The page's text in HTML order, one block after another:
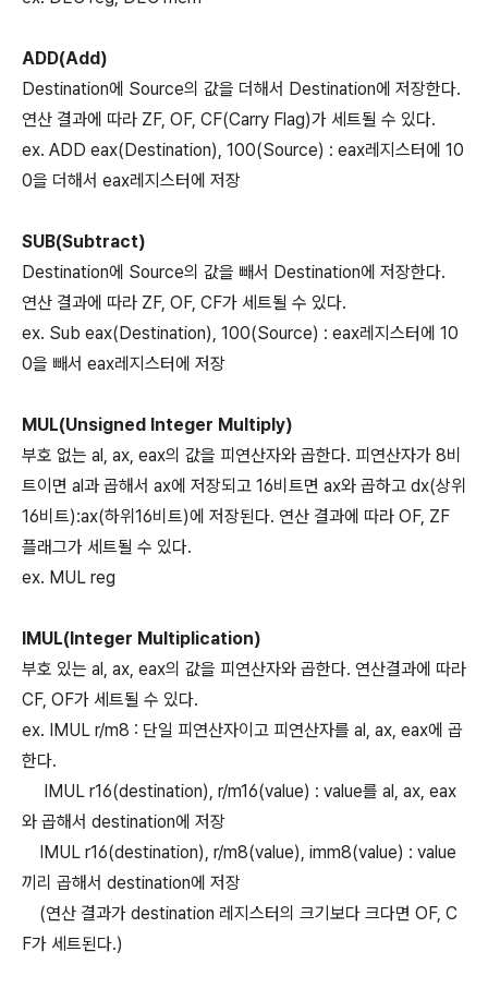
ADD(Add)
Destination에 Source의 값을 더해서 Destination에 저장한다.
연산 결과에 따라 ZF, OF, CF(Carry Flag)가 세트될 수 있다.
ex. ADD eax(Destination), 100(Source) : eax레지스터에 10
0을 더해서 eax레지스터에 저장
SUB(Subtract)
Destination에 Source의 값을 빼서 Destination에 저장한다.
연산 결과에 따라 ZF, OF, CF가 세트될 수 있다.
ex. Sub eax(Destination), 100(Source) : eax레지스터에 10
0을 빼서 eax레지스터에 저장
MUL(Unsigned Integer Multiply)
부호 없는 al, ax, eax의 값을 피연산자와 곱한다. 피연산자가 8비
트이면 al과 곱해서 ax에 저장되고 16비트면 ax와 곱하고 dx(상위
16비트):ax(하위16비트)에 저장된다. 연산 결과에 따라 OF, ZF
플래그가 세트될 수 있다.
ex. MUL reg
IMUL(Integer Multiplication)
부호 있는 al, ax, eax의 값을 피연산자와 곱한다. 연산결과에 따라
CF, OF가 세트될 수 있다.
ex. IMUL r/m8 : 단일 피연산자이고 피연산자를 al, ax, eax에 곱
한다.
IMUL r16(destination), r/m16(value) : value를 al, ax, eax
와 곱해서 destination에 저장
IMUL r16(destination), r/m8(value), imm8(value) : value
끼리 곱해서 destination에 저장
(연산 결과가 destination 레지스터의 크기보다 크다면 OF, C
F가 세트된다.)